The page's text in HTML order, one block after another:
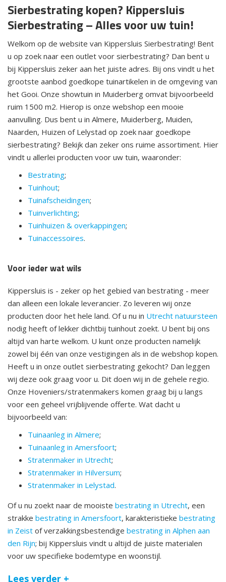
Sierbestrating kopen? Kippersluis
Sierbestrating – Alles voor uw tuin!
Welkom op de website van Kippersluis Sierbestrating! Bent
u op zoek naar een outlet voor sierbestrating? Dan bent u
bij Kippersluis zeker aan het juiste adres. Bij ons vindt u het
grootste aanbod goedkope tuinartikelen in de omgeving van
het Gooi. Onze showtuin in Muiderberg omvat bijvoorbeeld
ruim 1500 m2. Hierop is onze webshop een mooie
aanvulling. Dus bent u in Almere, Muiderberg, Muiden,
Naarden, Huizen of Lelystad op zoek naar goedkope
sierbestrating? Bekijk dan zeker ons ruime assortiment. Hier
vindt u allerlei producten voor uw tuin, waaronder:
Bestrating;
Tuinhout;
Tuinafscheidingen;
Tuinverlichting;
Tuinhuizen & overkappingen;
Tuinaccessoires.
Voor ieder wat wils
Kippersluis is - zeker op het gebied van bestrating - meer
dan alleen een lokale leverancier. Zo leveren wij onze
producten door het hele land. Of u nu in Utrecht natuursteen
nodig heeft of lekker dichtbij tuinhout zoekt. U bent bij ons
altijd van harte welkom. U kunt onze producten namelijk
zowel bij één van onze vestigingen als in de webshop kopen.
Heeft u in onze outlet sierbestrating gekocht? Dan leggen
wij deze ook graag voor u. Dit doen wij in de gehele regio.
Onze Hoveniers/stratenmakers komen graag bij u langs
voor een geheel vrijblijvende offerte. Wat dacht u
bijvoorbeeld van:
Tuinaanleg in Almere;
Tuinaanleg in Amersfoort;
Stratenmaker in Utrecht;
Stratenmaker in Hilversum;
Stratenmaker in Lelystad.
Of u nu zoekt naar de mooiste bestrating in Utrecht, een
strakke bestrating in Amersfoort, karakteristieke bestrating
in Zeist of verzakkingsbestendige bestrating in Alphen aan
den Rijn; bij Kippersluis vindt u altijd de juiste materialen
voor uw specifieke bodemtype en woonstijl.
Lees verder +